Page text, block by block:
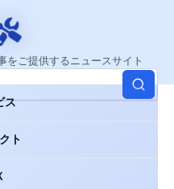
をご提供するニュースサイト
ス
ト